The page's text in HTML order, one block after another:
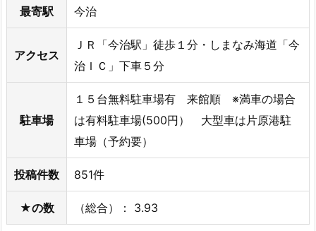
最寄駅 今治
アクセス
ＪＲ「今治駅」徒歩１分・しまなみ海道「今
治ＩＣ」下車５分
駐車場
１５台無料駐車場有 来館順 ※満車の場合
は有料駐車場(500円） 大型車は片原港駐
車場（予約要）
投稿件数 851件
★の数 （総合）： 3.93